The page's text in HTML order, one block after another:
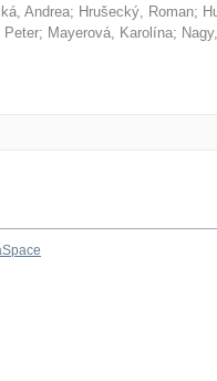
Andrea; Hrušecký, Roman;
Peter; Mayerová, Karolína;